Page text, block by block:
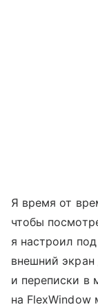
Я время от
чтобы
я настроил
внешний экран
и переписки в
на